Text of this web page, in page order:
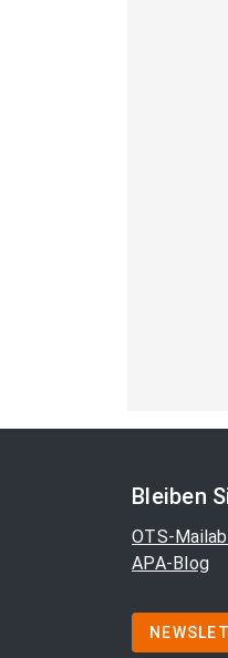
Bleiben
OTS-
APA-Blog